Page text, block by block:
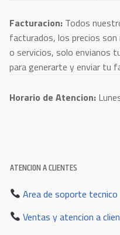
Facturacion: Todos
facturados, los precios
o servicios, solo envianos
para generarte y enviar tu
Horario de Atencion:
ATENCION A CLIENTES
Area de soporte tecnico
Ventas y atencion a